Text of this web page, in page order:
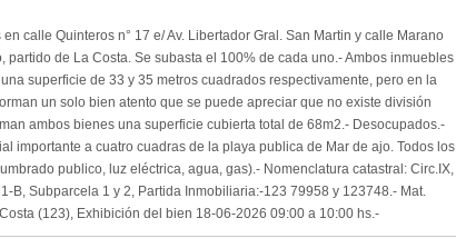
calle Quinteros n° 17 e/ Av. Libertador Gral. San Martin y calle Marano
partido de La Costa. Se subasta el 100% de cada uno.- Ambos inmuebles
superficie de 33 y 35 metros cuadrados respectivamente, pero en la
un solo bien atento que se puede apreciar que no existe división
ambos bienes una superficie cubierta total de 68m2.- Desocupados.-
importante a cuatro cuadras de la playa publica de Mar de ajo. Todos los
publico, luz eléctrica, agua, gas).- Nomenclatura catastral: Circ.IX,
B, Subparcela 1 y 2, Partida Inmobiliaria:-123 79958 y 123748.- Mat.
(123), Exhibición del bien 18-06-2026 09:00 a 10:00 hs.-